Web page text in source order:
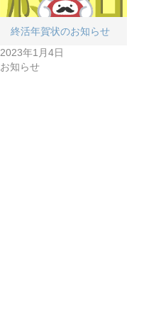
終活年賀状のお知らせ
2023年1月4日
お知らせ